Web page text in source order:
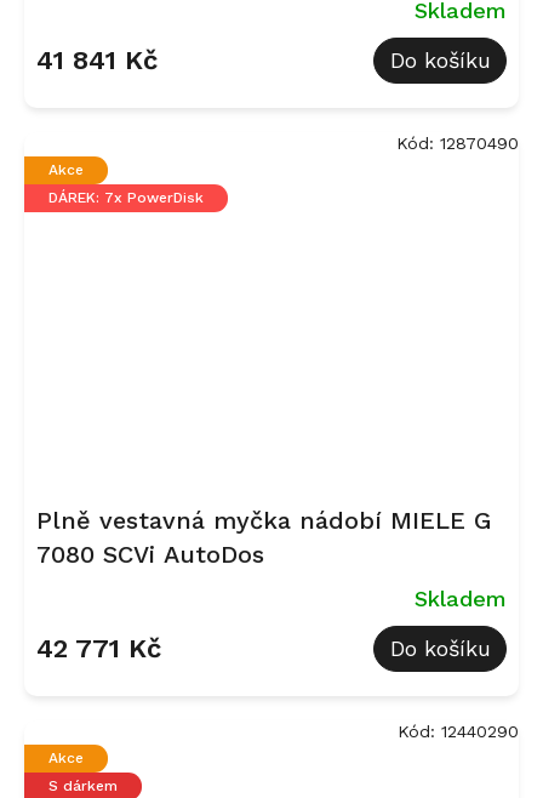
Skladem
41 841 Kč Do košíku
Akce
DÁREK: 7x PowerDisk
Plně vestavná myčka nádobí MIELE G
7080 SCVi AutoDos
Skladem
42 771 Kč Do košíku
Kód: 12870490
Akce
S dárkem
Kód: 12440290